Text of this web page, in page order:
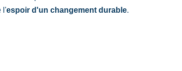
l'espoir d'un changement durable.